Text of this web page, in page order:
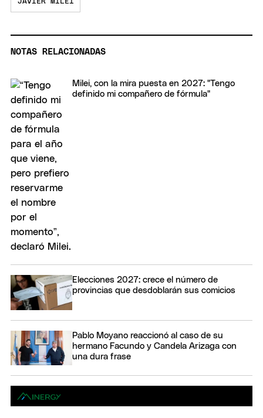
NOTAS RELACIONADAS
Milei, con la mira puesta en 2027: "Tengo
definido mi compañero de fórmula"
Elecciones 2027: crece el número de
provincias que desdoblarán sus comicios
Pablo Moyano reaccionó al caso de su
hermano Facundo y Candela Arizaga con
una dura frase